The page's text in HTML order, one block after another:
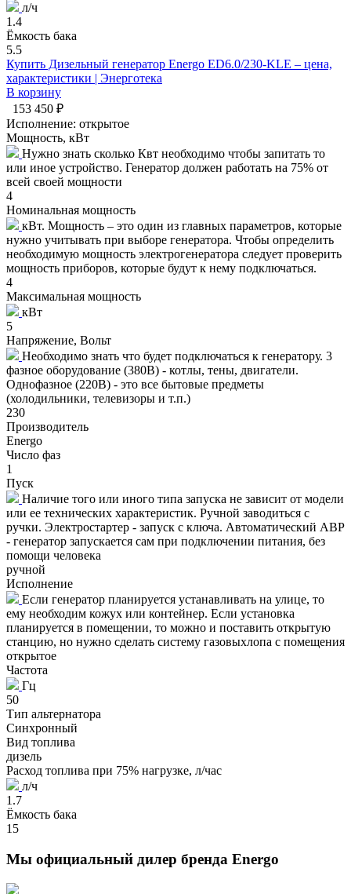
л/ч
1.4
Ёмкость бака
5.5
Купить Дизельный генератор Energo ED6.0/230-KLE – цена,
характеристики | Энерготека
В корзину
153 450 ₽
Исполнение: открытое
Мощность, кВт
Нужно знать сколько Квт необходимо чтобы запитать то
или иное устройство. Генератор должен работать на 75% от
всей своей мощности
4
Номинальная мощность
кВт. Мощность – это один из главных параметров, которые
нужно учитывать при выборе генератора. Чтобы определить
необходимую мощность электрогенератора следует проверить
мощность приборов, которые будут к нему подключаться.
4
Максимальная мощность
кВт
5
Напряжение, Вольт
Необходимо знать что будет подключаться к генератору. 3
фазное оборудование (380В) - котлы, тены, двигатели.
Однофазное (220В) - это все бытовые предметы
(холодильники, телевизоры и т.п.)
230
Производитель
Energo
Число фаз
1
Пуск
Наличие того или иного типа запуска не зависит от модели
или ее технических характеристик. Ручной заводиться с
ручки. Электростартер - запуск с ключа. Автоматический АВР
- генератор запускается сам при подключении питания, без
помощи человека
ручной
Исполнение
Если генератор планируется устанавливать на улице, то
ему необходим кожух или контейнер. Если установка
планируется в помещении, то можно и поставить открытую
станцию, но нужно сделать систему газовыхлопа с помещения
открытое
Частота
Гц
50
Тип альтернатора
Синхронный
Вид топлива
дизель
Расход топлива при 75% нагрузке, л/час
л/ч
1.7
Ёмкость бака
15
Мы официальный дилер бренда Energo